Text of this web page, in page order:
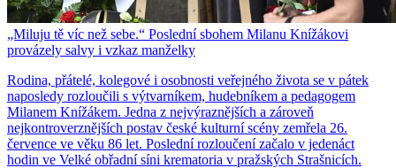
„Miluju tě víc než sebe.“ Poslední sbohem Milanu Knížákovi
provázely salvy i vzkaz manželky
Rodina, přátelé, kolegové i osobnosti veřejného života se v pátek
naposledy rozloučili s výtvarníkem, hudebníkem a pedagogem
Milanem Knížákem. Jedna z nejvýraznějších a zároveň
nejkontroverznějších postav české kulturní scény zemřela 26.
července ve věku 86 let. Poslední rozloučení začalo v jedenáct
hodin ve Velké obřadní síni krematoria v pražských Strašnicích.